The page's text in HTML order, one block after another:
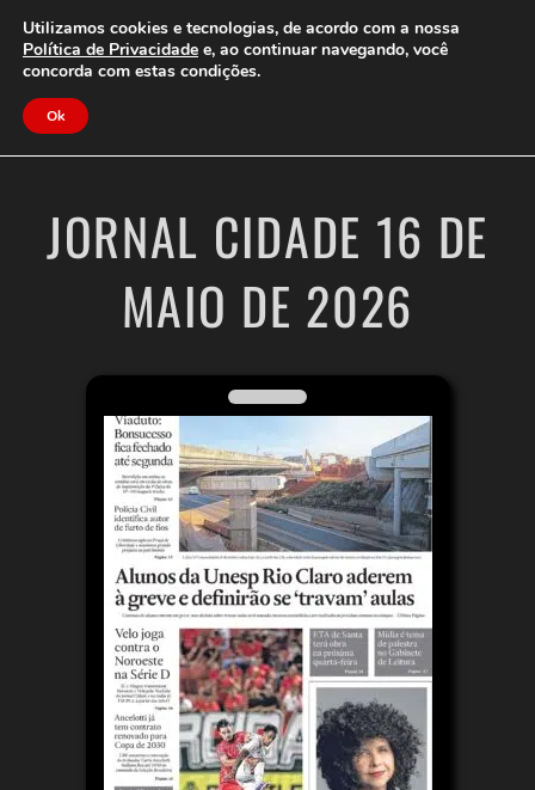
Clube do Assinante Área do Assinante
JORNAL CIDADE 16 DE
MAIO DE 2026
Utilizamos cookies e tecnologias, de acordo com a nossa
Política de Privacidade e, ao continuar navegando, você
concorda com estas condições.
Ok